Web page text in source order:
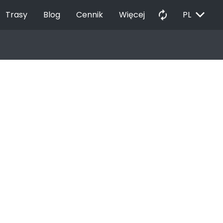
Trasy Blog Cennik Więcej autorenew PL EXPAND_MORE